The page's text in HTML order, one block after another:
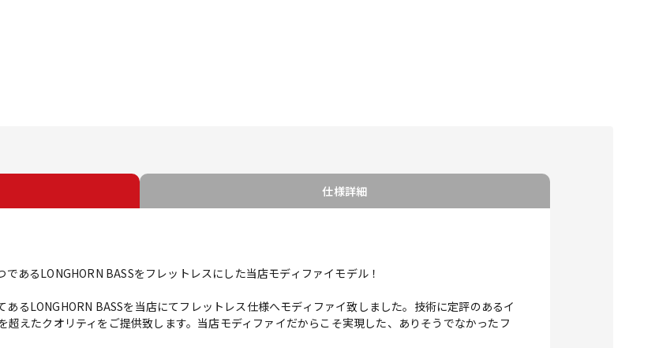
仕様詳細
あるLONGHORN BASSをフレットレスにした当店モディファイモデル！
るLONGHORN BASSを当店にてフレットレス仕様へモディファイ致しました。技術に定評のあるイ
超えたクオリティをご提供致します。当店モディファイだからこそ実現した、ありそうでなかったフ